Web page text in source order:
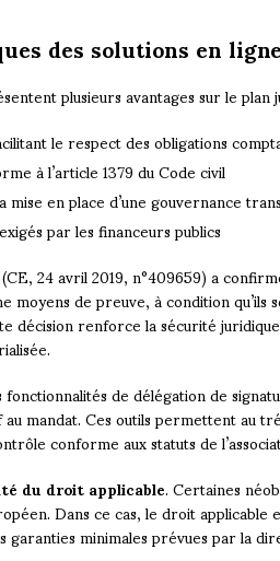
des solutions en ligne
plusieurs avantages sur le plan
le respect des obligations
à l’article 1379 du Code civil
en place d’une gouvernance
par les financeurs publics
24 avril 2019, n°409659) a
de preuve, à condition qu’ils
renforce la sécurité
de délégation de
mandat. Ces outils permettent au
conforme aux statuts de
du droit applicable. Certaines
Dans ce cas, le droit applicable
minimales prévues par la